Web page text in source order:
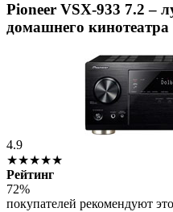
Pioneer VSX-933 7.2 –
домашнего кинотеатра
4.9
★★★★★
Рейтинг
72%
покупателей рекомендуют